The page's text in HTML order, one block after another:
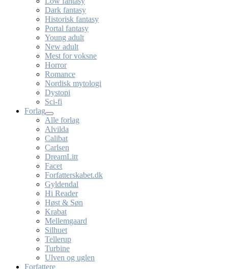
Dark fantasy
Historisk fantasy
Portal fantasy
Young adult
New adult
Mest for voksne
Horror
Romance
Nordisk mytologi
Dystopi
Sci-fi
Forlag
Alle forlag
Alvilda
Calibat
Carlsen
DreamLitt
Facet
Forfatterskabet.dk
Gyldendal
Hi Reader
Høst & Søn
Krabat
Mellemgaard
Silhuet
Tellerup
Turbine
Ulven og uglen
Forfattere